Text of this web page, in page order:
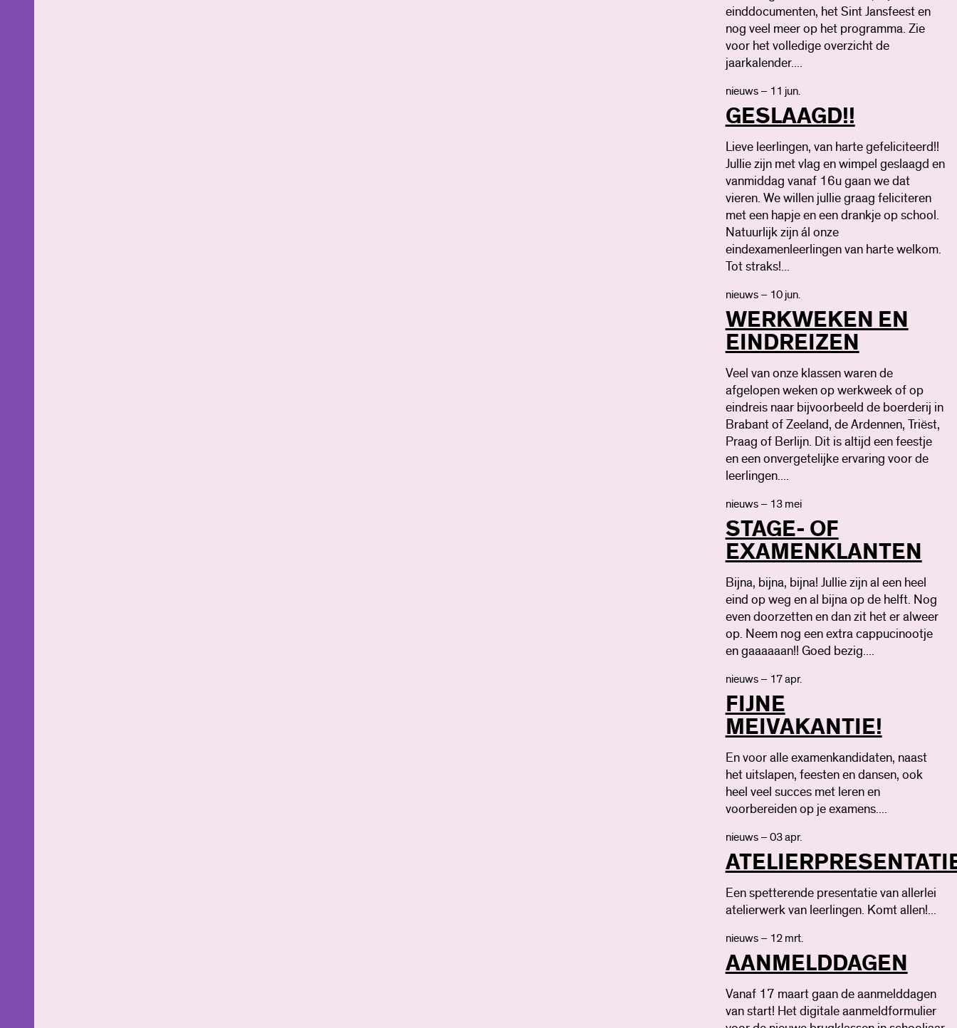
einddocumenten, het Sint Jansfeest en
nog veel meer op het programma. Zie
voor het volledige overzicht de
jaarkalender....
nieuws – 11 jun.
GESLAAGD!!
Lieve leerlingen, van harte gefeliciteerd!!
Jullie zijn met vlag en wimpel geslaagd en
vanmiddag vanaf 16u gaan we dat
vieren. We willen jullie graag feliciteren
met een hapje en een drankje op school.
Natuurlijk zijn ál onze
eindexamenleerlingen van harte welkom.
Tot straks!...
nieuws – 10 jun.
WERKWEKEN EN
EINDREIZEN
Veel van onze klassen waren de
afgelopen weken op werkweek of op
eindreis naar bijvoorbeeld de boerderij in
Brabant of Zeeland, de Ardennen, Triëst,
Praag of Berlijn. Dit is altijd een feestje
en een onvergetelijke ervaring voor de
leerlingen....
nieuws – 13 mei
STAGE- OF
EXAMENKLANTEN
Bijna, bijna, bijna! Jullie zijn al een heel
eind op weg en al bijna op de helft. Nog
even doorzetten en dan zit het er alweer
op. Neem nog een extra cappucinootje
en gaaaaaan!! Goed bezig....
nieuws – 17 apr.
FIJNE
MEIVAKANTIE!
En voor alle examenkandidaten, naast
het uitslapen, feesten en dansen, ook
heel veel succes met leren en
voorbereiden op je examens....
nieuws – 03 apr.
Een spetterende presentatie van allerlei
atelierwerk van leerlingen. Komt allen!...
nieuws – 12 mrt.
AANMELDDAGEN
Vanaf 17 maart gaan de aanmelddagen
van start! Het digitale aanmeldformulier